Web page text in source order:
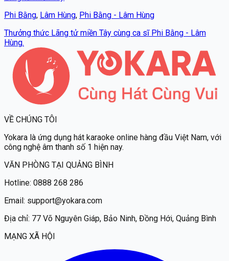
Phi Bằng, Lâm Hùng, Phi Bằng - Lâm Hùng
Thưởng thức Lãng tử miền Tây cùng ca sĩ Phi Bằng - Lâm
Hùng.
VỀ CHÚNG TÔI
Yokara là ứng dụng hát karaoke online hàng đầu Việt Nam, với
công nghệ âm thanh số 1 hiện nay.
VĂN PHÒNG TẠI QUẢNG BÌNH
Hotline: 0888 268 286
Email: support@yokara.com
Địa chỉ: 77 Võ Nguyên Giáp, Bảo Ninh, Đồng Hới, Quảng Bình
MẠNG XÃ HỘI